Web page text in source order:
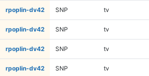
rpoplin-dv42 SNP tv
rpoplin-dv42 SNP tv
rpoplin-dv42 SNP tv
rpoplin-dv42 SNP tv